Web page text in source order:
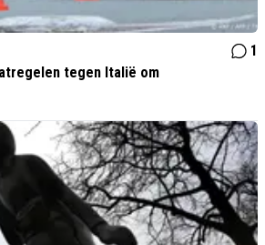
1
tegen Italië om